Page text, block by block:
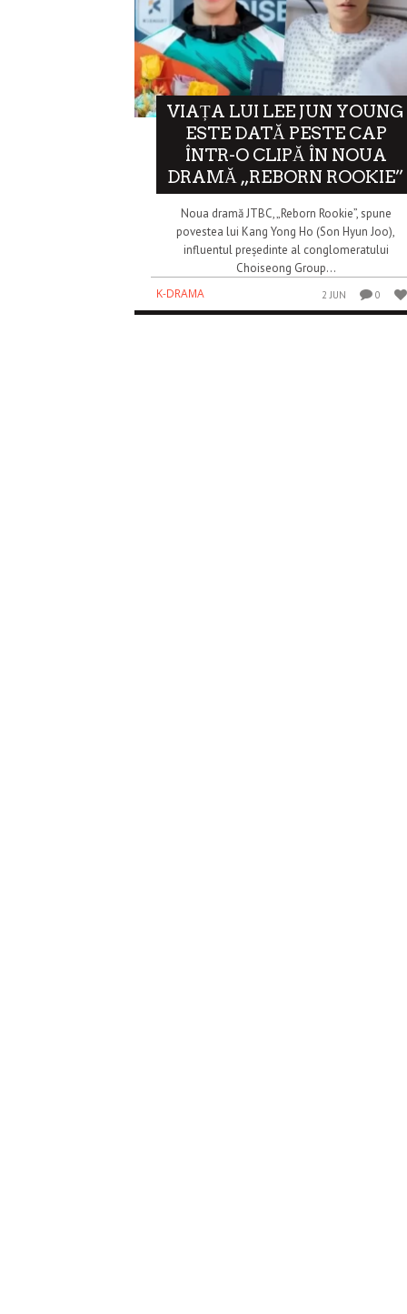
VIAȚA LUI LEE JUN YOUNG
ESTE DATĂ PESTE CAP
ÎNTR-O CLIPĂ ÎN NOUA
DRAMĂ „REBORN ROOKIE”
Noua dramă JTBC, „Reborn Rookie”, spune
povestea lui Kang Yong Ho (Son Hyun Joo),
influentul președinte al conglomeratului
Choiseong Group...
K-DRAMA
2 JUN 0